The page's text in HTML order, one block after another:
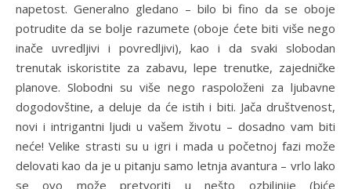
napetost. Generalno gledano – bilo bi fino da se oboje
potrudite da se bolje razumete (oboje ćete biti više nego
inače uvredljivi i povredljivi), kao i da svaki slobodan
trenutak iskoristite za zabavu, lepe trenutke, zajedničke
planove. Slobodni su više nego raspoloženi za ljubavne
dogodovštine, a deluje da će istih i biti. Jača društvenost,
novi i intrigantni ljudi u vašem životu – dosadno vam biti
neće! Velike strasti su u igri i mada u početnoj fazi može
delovati kao da je u pitanju samo letnja avantura – vrlo lako
se ovo može pretvoriti u nešto ozbiljnije (biće